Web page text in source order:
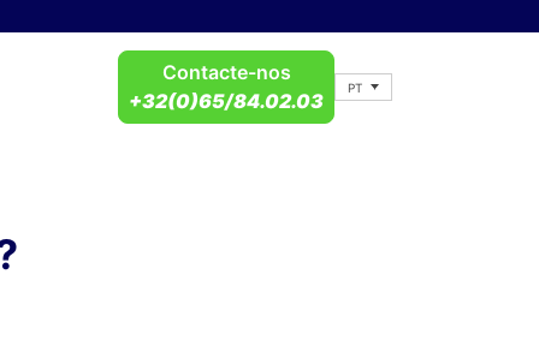
PT
Contacte-nos
+32(0)65/84.02.03